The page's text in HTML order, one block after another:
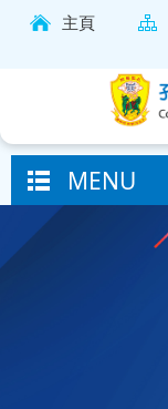
主頁
MENU